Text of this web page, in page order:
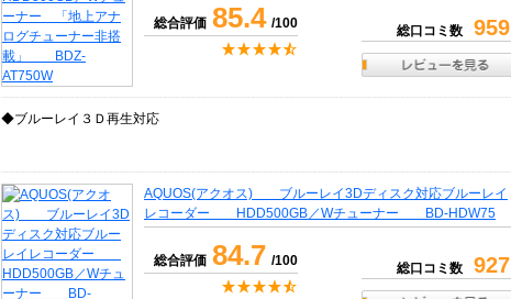
総合評価 85.4 /100 総口コミ数 959
◆ブルーレイ３Ｄ再生対応
AQUOS(アクオス) ブルーレイ3Dディスク対応ブルーレイ
レコーダー HDD500GB／Wチューナー BD-HDW75
総合評価 84.7 /100 総口コミ数 927